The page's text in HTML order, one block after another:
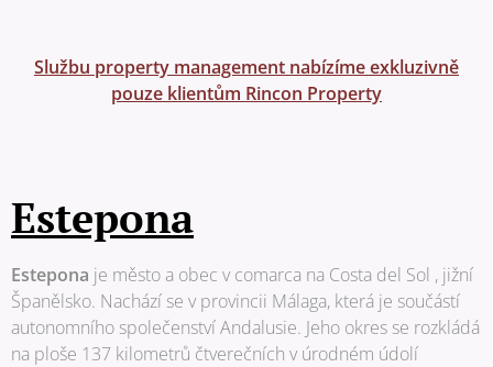
Službu property management nabízíme exkluzivně
pouze klientům Rincon Property
Estepona
Estepona je město a obec v comarca na Costa del Sol , jižní
Španělsko. Nachází se v provincii Málaga, která je součástí
autonomního společenství Andalusie. Jeho okres se rozkládá
na ploše 137 kilometrů čtverečních v úrodném údolí